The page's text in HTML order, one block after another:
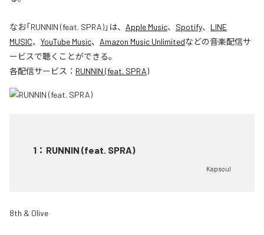
なお「RUNNIN (feat. SPRA)」は、 Apple Music、 Spotify、 LINE
MUSIC、 YouTube Music、 Amazon Music Unlimitedなどの音楽配信サ
ービスで聴くことができる。
各配信サービス： RUNNIN (feat. SPRA)
1 ： RUNNIN (feat. SPRA)
Kapsoul
8th & Olive